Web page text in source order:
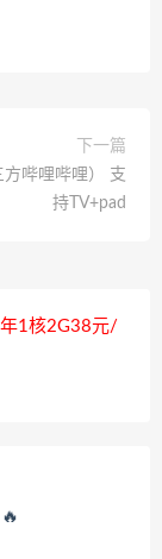
下一篇
方哔哩哔哩） 支
持TV+pad
1核2G38元/